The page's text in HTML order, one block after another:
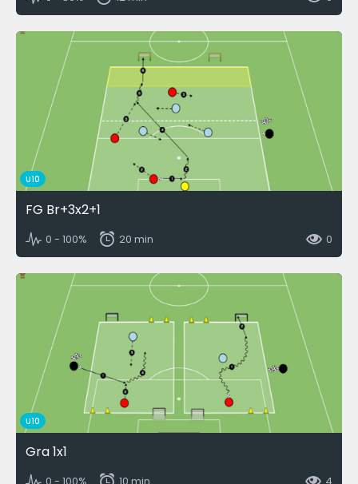
U10
FG Br+3x2+1
0 - 100% 20 min 0
U10
Gra 1x1